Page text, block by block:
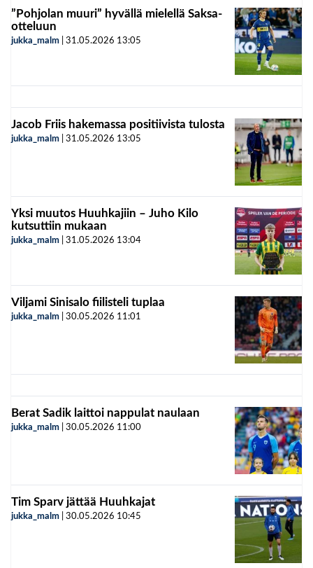
”Pohjolan muuri” hyvällä mielellä Saksa-
otteluun
jukka_malm 31.05.2026 13:05
Jacob Friis hakemassa positiivista tulosta
jukka_malm 31.05.2026 13:05
Yksi muutos Huuhkajiin – Juho Kilo
kutsuttiin mukaan
jukka_malm 31.05.2026 13:04
Viljami Sinisalo fiilisteli tuplaa
jukka_malm 30.05.2026 11:01
Berat Sadik laittoi nappulat naulaan
jukka_malm 30.05.2026 11:00
Tim Sparv jättää Huuhkajat
jukka_malm 30.05.2026 10:45